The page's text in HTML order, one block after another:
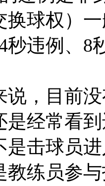
换球权）
秒违例、8
，目前
是经常看
是击球员
教练员参